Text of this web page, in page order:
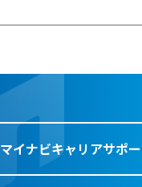
マイナビキャリアサポ